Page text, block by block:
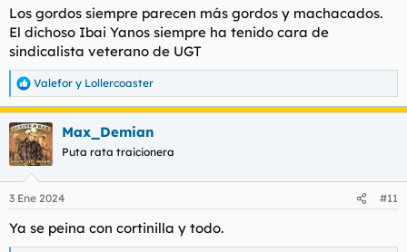
Los gordos siempre parecen más gordos y machacados.
El dichoso Ibai Yanos siempre ha tenido cara de
sindicalista veterano de UGT
R
e
a
c
c
i
e
:
Valefor y Lollercoaster
Max_Demian
Puta rata traicionera
3 Ene 2024 #11
Ya se peina con cortinilla y todo.